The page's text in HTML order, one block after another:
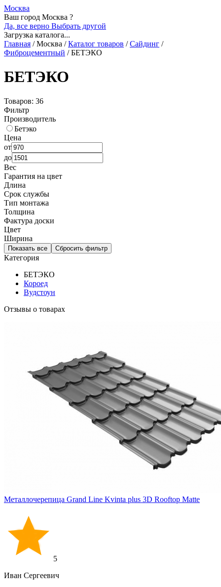
Москва
Ваш город Москва ?
Да, все верно Выбрать другой
Загрузка каталога...
Главная /Москва / Каталог товаров / Сайдинг /
Фиброцементный /БЕТЭКО
БЕТЭКО
Товаров: 36
Фильтр
Производитель
Бетэко
Цена
от
до
Вес
Гарантия на цвет
Длина
Срок службы
Тип монтажа
Толщина
Фактура доски
Цвет
Ширина
Показать все Сбросить фильтр
Категория
БЕТЭКО
Короед
Вудстоун
Отзывы о товарах
Металлочерепица Grand Line Kvinta plus 3D Rooftop Matte
5
Иван Cергеевич